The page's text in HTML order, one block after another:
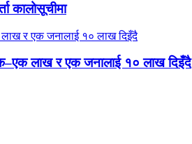
कालोसूचीमा
लाख र एक जनालाई १० लाख दिइँदै